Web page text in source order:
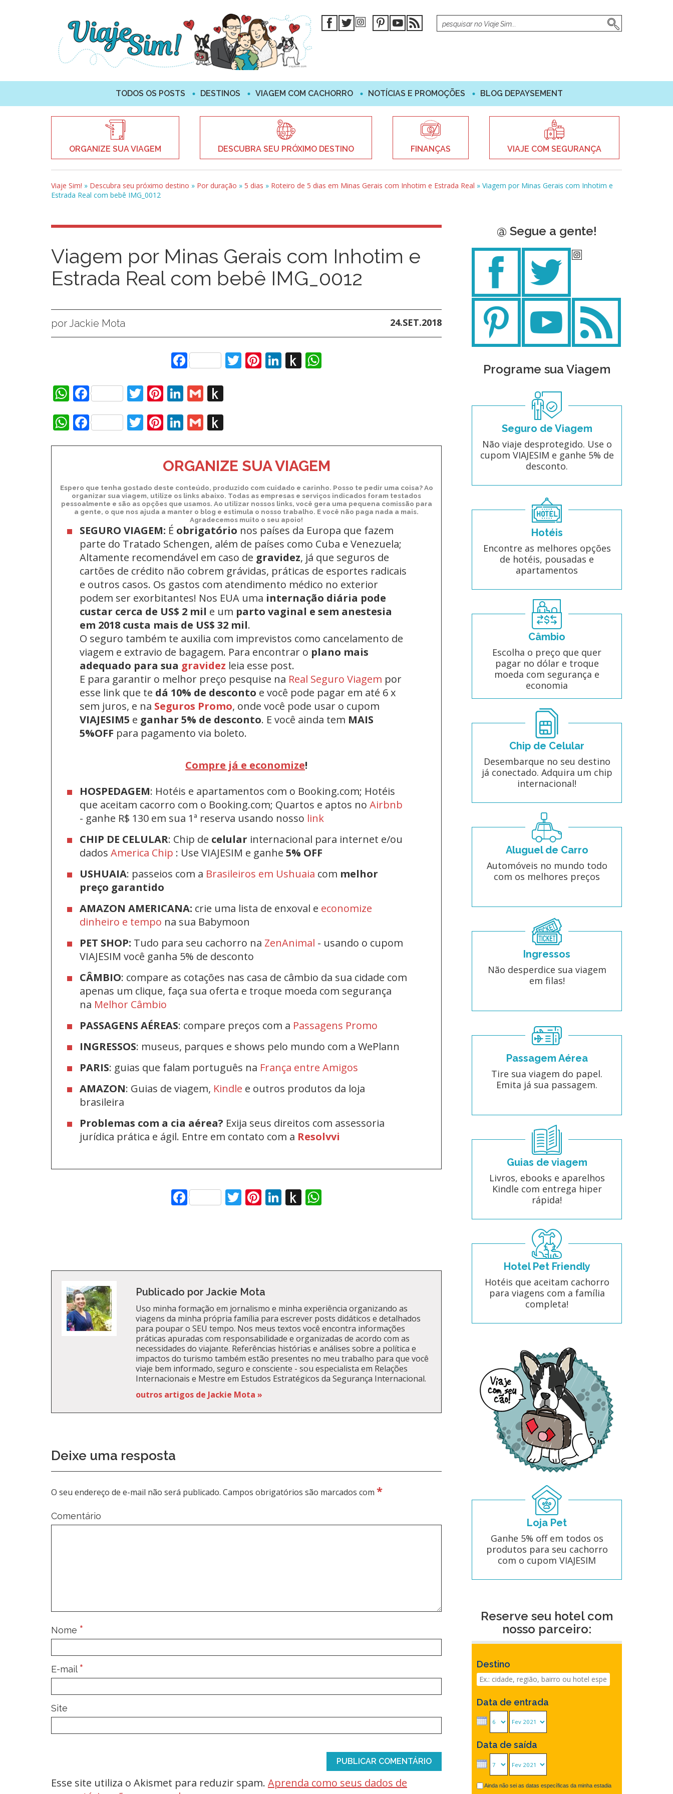
TODOS OS POSTS DESTINOS VIAGEM COM CACHORRO NOTÍCIAS E PROMOÇÕES BLOG DEPAYSEMENT
ORGANIZE SUA VIAGEM DESCUBRA SEU PRÓXIMO DESTINO FINANÇAS VIAJE COM SEGURANÇA
Viaje Sim! » Descubra seu próximo destino » Por duração » 5 dias » Roteiro de 5 dias em Minas Gerais com Inhotim e Estrada Real » Viagem por Minas Gerais com Inhotim e
Estrada Real com bebê IMG_0012
Viagem por Minas Gerais com Inhotim e
Estrada Real com bebê IMG_0012
por Jackie Mota 24.SET.2018
FacebookTwitter
Pinterest
LinkedIn
Push
WhatsApp
FacebookTwitter
Pinterest
LinkedIn
Gmail
WhatsApp
FacebookTwitter
Pinterest
LinkedIn
Gmail
ORGANIZE SUA VIAGEM
Espero que tenha gostado deste conteúdo, produzido com cuidado e carinho. Posso te pedir uma coisa? Ao
organizar sua viagem, utilize os links abaixo. Todas as empresas e serviços indicados foram testados
pessoalmente e são as opções que usamos. Ao utilizar nossos links, você gera uma pequena comissão para
a gente, o que nos ajuda a manter o blog e estimula o nosso trabalho. E você não paga nada a mais.
Agradecemos muito o seu apoio!
SEGURO VIAGEM: É obrigatório nos países da Europa que fazem
parte do Tratado Schengen, além de países como Cuba e Venezuela;
Altamente recomendável em caso de gravidez, já que seguros de
cartões de crédito não cobrem grávidas, práticas de esportes radicais
e outros casos. Os gastos com atendimento médico no exterior
podem ser exorbitantes! Nos EUA uma internação diária pode
custar cerca de US$ 2 mil e um parto vaginal e sem anestesia
em 2018 custa mais de US$ 32 mil.
O seguro também te auxilia com imprevistos como cancelamento de
viagem e extravio de bagagem. Para encontrar o plano mais
adequado para sua gravidez leia esse post.
E para garantir o melhor preço pesquise na Real Seguro Viagem por
esse link que te dá 10% de desconto e você pode pagar em até 6 x
sem juros, e na Seguros Promo, onde você pode usar o cupom
VIAJESIM5 e ganhar 5% de desconto. E você ainda tem MAIS
5%OFF para pagamento via boleto.
Compre já e economize!
HOSPEDAGEM: Hotéis e apartamentos com o Booking.com; Hotéis
que aceitam cacorro com o Booking.com; Quartos e aptos no Airbnb
- ganhe R$ 130 em sua 1ª reserva usando nosso link
CHIP DE CELULAR: Chip de celular internacional para internet e/ou
dados America Chip : Use VIAJESIM e ganhe 5% OFF
USHUAIA: passeios com a Brasileiros em Ushuaia com melhor
preço garantido
AMAZON AMERICANA: crie uma lista de enxoval e economize
dinheiro e tempo na sua Babymoon
PET SHOP: Tudo para seu cachorro na ZenAnimal - usando o cupom
VIAJESIM você ganha 5% de desconto
CÂMBIO: compare as cotações nas casa de câmbio da sua cidade com
apenas um clique, faça sua oferta e troque moeda com segurança
na Melhor Câmbio
PASSAGENS AÉREAS: compare preços com a Passagens Promo
INGRESSOS: museus, parques e shows pelo mundo com a WePlann
PARIS: guias que falam português na França entre Amigos
AMAZON: Guias de viagem, Kindle e outros produtos da loja
brasileira
Problemas com a cia aérea? Exija seus direitos com assessoria
jurídica prática e ágil. Entre em contato com a Resolvvi
FacebookTwitter
Pinterest
LinkedIn
Push
Publicado por Jackie Mota
Uso minha formação em jornalismo e minha experiência organizando as
viagens da minha própria família para escrever posts didáticos e detalhados
para poupar o SEU tempo. Nos meus textos você encontra informações
práticas apuradas com responsabilidade e organizadas de acordo com as
necessidades do viajante. Referências histórias e análises sobre a política e
impactos do turismo também estão presentes no meu trabalho para que você
viaje bem informado, seguro e consciente - sou especialista em Relações
Internacionais e Mestre em Estudos Estratégicos da Segurança Internacional.
outros artigos de Jackie Mota »
Deixe uma resposta
O seu endereço de e-mail não será publicado. Campos obrigatórios são marcados com *
Comentário
Nome *
E-mail *
Site
Esse site utiliza o Akismet para reduzir spam. Aprenda como seus dados de
@ Segue a gente!
Programe sua Viagem
Seguro de Viagem
Não viaje desprotegido. Use o
cupom VIAJESIM e ganhe 5% de
desconto.
Hotéis
Encontre as melhores opções
de hotéis, pousadas e
apartamentos
Câmbio
Escolha o preço que quer
pagar no dólar e troque
moeda com segurança e
economia
Chip de Celular
Desembarque no seu destino
já conectado. Adquira um chip
internacional!
Aluguel de Carro
Automóveis no mundo todo
com os melhores preços
Ingressos
Não desperdice sua viagem
em filas!
Passagem Aérea
Tire sua viagem do papel.
Emita já sua passagem.
Guias de viagem
Livros, ebooks e aparelhos
Kindle com entrega hiper
rápida!
Hotel Pet Friendly
Hotéis que aceitam cachorro
para viagens com a família
completa!
Loja Pet
Ganhe 5% off em todos os
produtos para seu cachorro
com o cupom VIAJESIM
Reserve seu hotel com
nosso parceiro:
Destino
Data de entrada
Data de saída
Ainda não sei as datas específicas da minha estadia